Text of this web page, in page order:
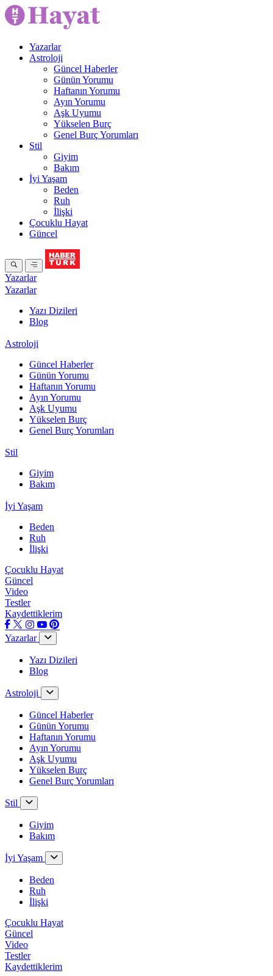
Yazarlar
Astroloji
Güncel Haberler
Günün Yorumu
Haftanın Yorumu
Ayın Yorumu
Aşk Uyumu
Yükselen Burç
Genel Burç Yorumları
Stil
Giyim
Bakım
İyi Yaşam
Beden
Ruh
İlişki
Çocuklu Hayat
Güncel
Yazarlar
Yazarlar
Yazı Dizileri
Blog
Astroloji
Güncel Haberler
Günün Yorumu
Haftanın Yorumu
Ayın Yorumu
Aşk Uyumu
Yükselen Burç
Genel Burç Yorumları
Stil
Giyim
Bakım
İyi Yaşam
Beden
Ruh
İlişki
Çocuklu Hayat
Güncel
Video
Testler
Kaydettiklerim
Yazarlar
Yazı Dizileri
Blog
Astroloji
Güncel Haberler
Günün Yorumu
Haftanın Yorumu
Ayın Yorumu
Aşk Uyumu
Yükselen Burç
Genel Burç Yorumları
Stil
Giyim
Bakım
İyi Yaşam
Beden
Ruh
İlişki
Çocuklu Hayat
Güncel
Video
Testler
Kaydettiklerim